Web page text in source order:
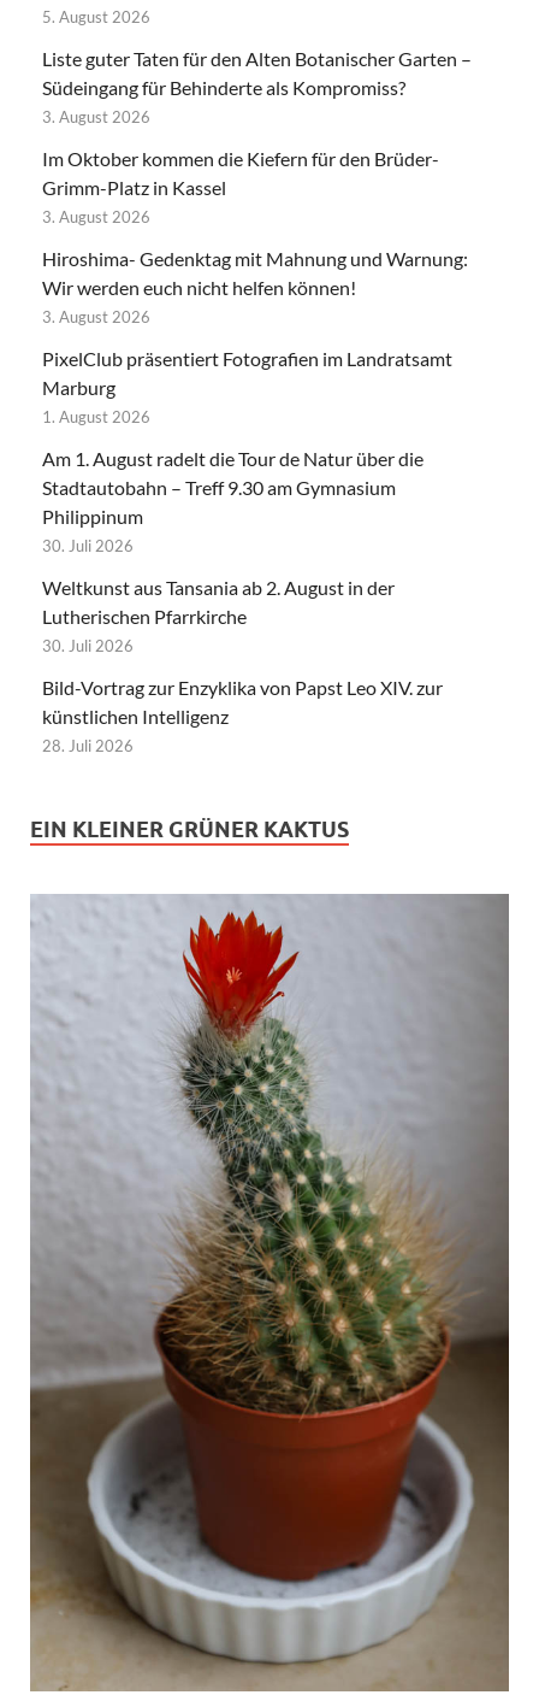
5. August 2026
Liste guter Taten für den Alten Botanischer Garten –
Südeingang für Behinderte als Kompromiss?
3. August 2026
Im Oktober kommen die Kiefern für den Brüder-
Grimm-Platz in Kassel
3. August 2026
Hiroshima- Gedenktag mit Mahnung und Warnung:
Wir werden euch nicht helfen können!
3. August 2026
PixelClub präsentiert Fotografien im Landratsamt
Marburg
1. August 2026
Am 1. August radelt die Tour de Natur über die
Stadtautobahn – Treff 9.30 am Gymnasium
Philippinum
30. Juli 2026
Weltkunst aus Tansania ab 2. August in der
Lutherischen Pfarrkirche
30. Juli 2026
Bild-Vortrag zur Enzyklika von Papst Leo XIV. zur
künstlichen Intelligenz
28. Juli 2026
EIN KLEINER GRÜNER KAKTUS